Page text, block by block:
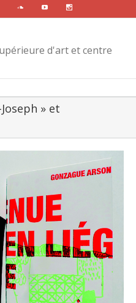
SoundcloudYoutube
d'art et centre
» et